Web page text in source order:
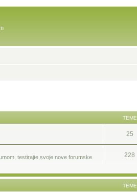
TEME
25
testirajte svoje nove forumske
228
TEME